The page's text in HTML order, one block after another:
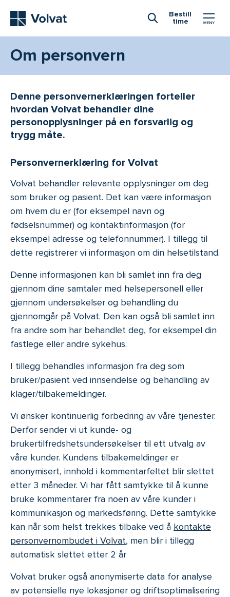
Bestill
time
Om personvern
Denne personvernerklæringen forteller
hvordan Volvat behandler dine
personopplysninger på en forsvarlig og
trygg måte.
Personvernerklæring for Volvat
Volvat behandler relevante opplysninger om deg
som bruker og pasient. Det kan være informasjon
om hvem du er (for eksempel navn og
fødselsnummer) og kontaktinformasjon (for
eksempel adresse og telefonnummer). I tillegg til
dette registrerer vi informasjon om din helsetilstand.
Denne informasjonen kan bli samlet inn fra deg
gjennom dine samtaler med helsepersonell eller
gjennom undersøkelser og behandling du
gjennomgår på Volvat. Den kan også bli samlet inn
fra andre som har behandlet deg, for eksempel din
fastlege eller andre sykehus.
I tillegg behandles informasjon fra deg som
bruker/pasient ved innsendelse og behandling av
klager/tilbakemeldinger.
Vi ønsker kontinuerlig forbedring av våre tjenester.
Derfor sender vi ut kunde- og
brukertilfredshetsundersøkelser til ett utvalg av
våre kunder. Kundens tilbakemeldinger er
anonymisert, innhold i kommentarfeltet blir slettet
etter 3 måneder. Vi har fått samtykke til å kunne
bruke kommentarer fra noen av våre kunder i
kommunikasjon og markedsføring. Dette samtykke
kan når som helst trekkes tilbake ved å kontakte
personvernombudet i Volvat, men blir i tillegg
automatisk slettet etter 2 år
Volvat bruker også anonymiserte data for analyse
av potensielle nye lokasjoner og driftsoptimalisering